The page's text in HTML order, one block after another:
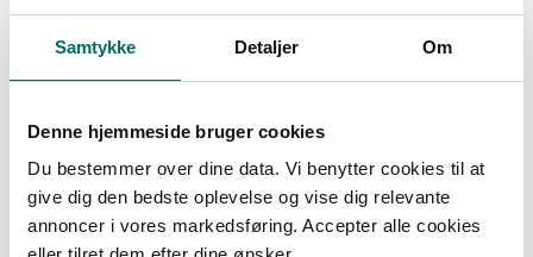
Samtykke Detaljer Om
Denne hjemmeside bruger cookies
Du bestemmer over dine data. Vi benytter cookies til at
give dig den bedste oplevelse og vise dig relevante
annoncer i vores markedsføring. Accepter alle cookies